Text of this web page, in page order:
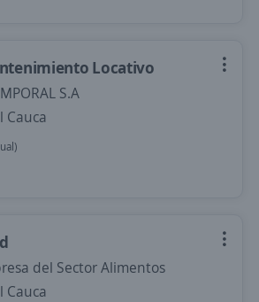
Locativo
S.A
Cauca
del Sector Alimentos
Cauca